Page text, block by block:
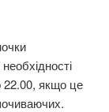
22.00, якщо це